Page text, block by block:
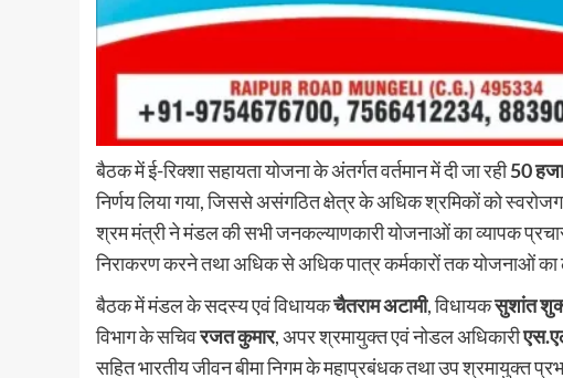
बैठक में ई-रिक्शा सहायता योजना के अंतर्गत वर्तमान में दी जा रही50
निर्णय लिया गया, जिससे असंगठित क्षेत्र के अधिक श्रमिकों को
श्रम मंत्री ने मंडल की सभी जनकल्याणकारी योजनाओं का व्यापक
निराकरण करने तथा अधिक से अधिक पात्र कर्मकारों तक योजनाओं का
बैठक में मंडल के सदस्य एवं विधायकचैतराम अटामी, विधायकसुशांत
विभाग के सचिवरजत कुमार, अपर श्रमायुक्त एवं नोडल अधिकारी
सहित भारतीय जीवन बीमा निगम के महाप्रबंधक तथा उप श्रमायुक्त